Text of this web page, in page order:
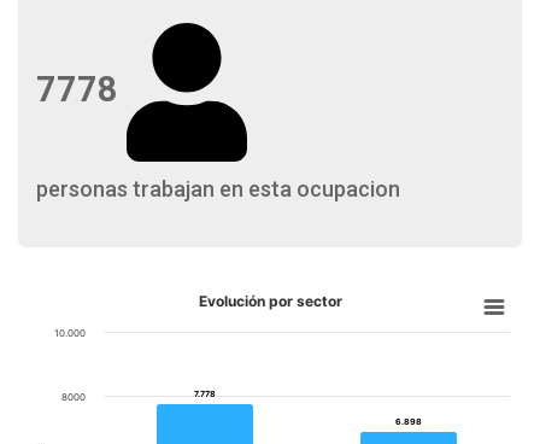
7778
personas trabajan en esta ocupacion
Evolución por sector
7.778
7.778
6.898
6.898
8000
10.000